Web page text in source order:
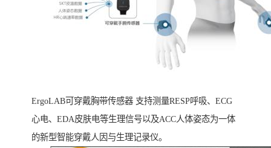
ErgoLAB可穿戴胸带传感器 支持测量RESP呼吸、ECG
心电、EDA皮肤电等生理信号以及ACC人体姿态为一体
的新型智能穿戴人因与生理记录仪。